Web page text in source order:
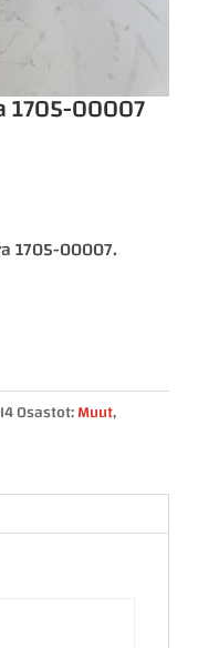
1705-00007
1705-00007.
Osastot:Muut,